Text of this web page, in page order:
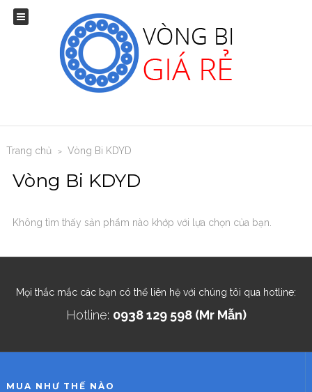
Trang chủ > Vòng Bi KDYD
Vòng Bi KDYD
Không tìm thấy sản phẩm nào khớp với lựa chọn của bạn.
Mọi thắc mắc các bạn có thể liên hệ với chúng tôi qua hotline:
Hotline: 0938 129 598 (Mr Mẫn)
MUA NHƯ THẾ NÀO